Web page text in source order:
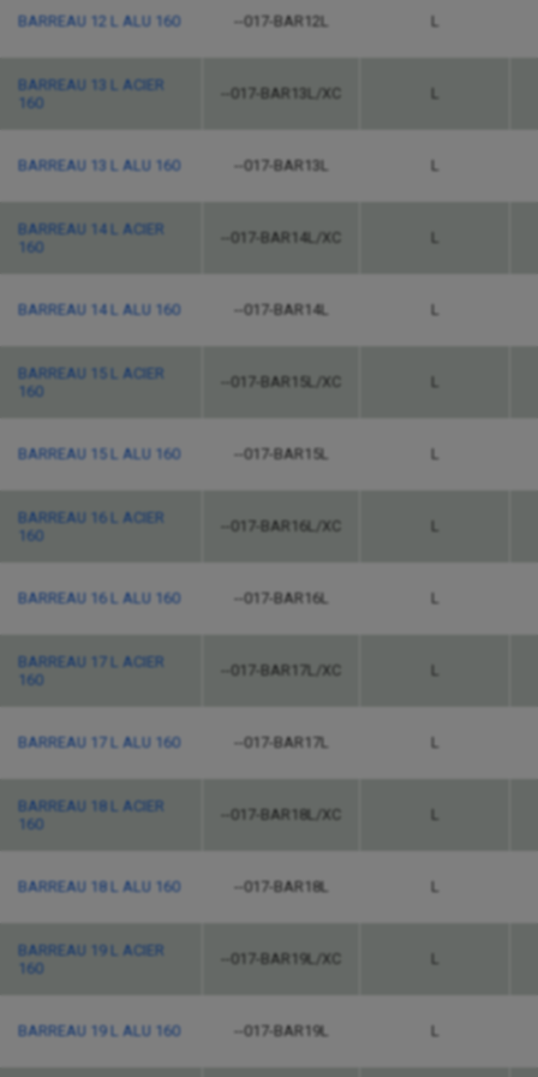
BARREAU 12 L ALU 160 --017-BAR12L L
BARREAU 13 L ACIER
160
--017-BAR13L/XC L
BARREAU 13 L ALU 160 --017-BAR13L L
BARREAU 14 L ACIER
160
--017-BAR14L/XC L
BARREAU 14 L ALU 160 --017-BAR14L L
BARREAU 15 L ACIER
160
--017-BAR15L/XC L
BARREAU 15 L ALU 160 --017-BAR15L L
BARREAU 16 L ACIER
160
--017-BAR16L/XC L
BARREAU 16 L ALU 160 --017-BAR16L L
BARREAU 17 L ACIER
160
--017-BAR17L/XC L
BARREAU 17 L ALU 160 --017-BAR17L L
BARREAU 18 L ACIER
160
--017-BAR18L/XC L
BARREAU 18 L ALU 160 --017-BAR18L L
BARREAU 19 L ACIER
160
--017-BAR19L/XC L
BARREAU 19 L ALU 160 --017-BAR19L L